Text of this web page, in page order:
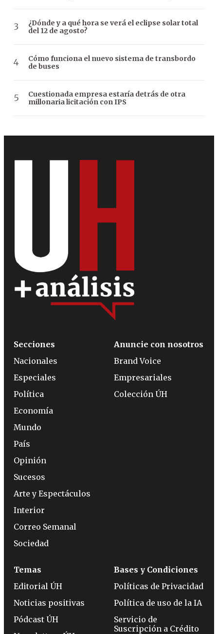
¿Dónde y a qué hora se verá el eclipse solar total
del 12 de agosto?
Cómo funciona el nuevo sistema de transbordo
de buses
Cuestionada empresa estaría detrás de otra
millonaria licitación con IPS
Secciones
Nacionales
Especiales
Política
Economía
Mundo
País
Opinión
Sucesos
Arte y Espectáculos
Interior
Correo Semanal
Sociedad
Anuncie con nosotros
Brand Voice
Empresariales
Colección ÚH
Temas
Editorial ÚH
Noticias positivas
Pódcast ÚH
Bases y Condiciones
Políticas de Privacidad
Política de uso de la IA
Servicio de
Suscripción a Crédito